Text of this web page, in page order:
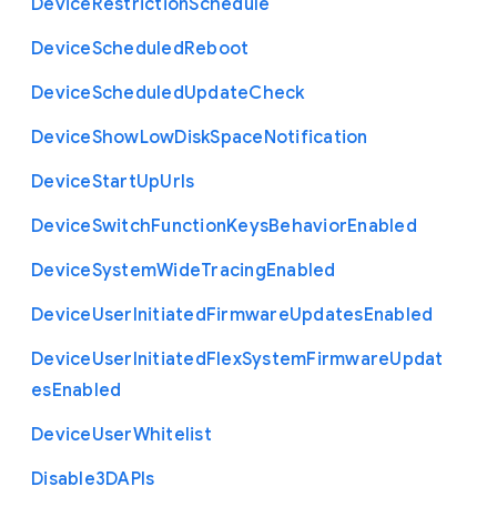
DeviceRestrictionSchedule
DeviceScheduledReboot
DeviceScheduledUpdateCheck
DeviceShowLowDiskSpaceNotification
DeviceStartUpUrls
DeviceSwitchFunctionKeysBehaviorEnabled
DeviceSystemWideTracingEnabled
DeviceUserInitiatedFirmwareUpdatesEnabled
DeviceUserInitiatedFlexSystemFirmwareUpdat
esEnabled
DeviceUserWhitelist
Disable3DAPIs